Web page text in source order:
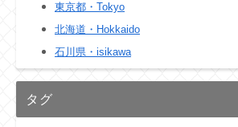
東京都・Tokyo
北海道・Hokkaido
石川県・isikawa
タグ